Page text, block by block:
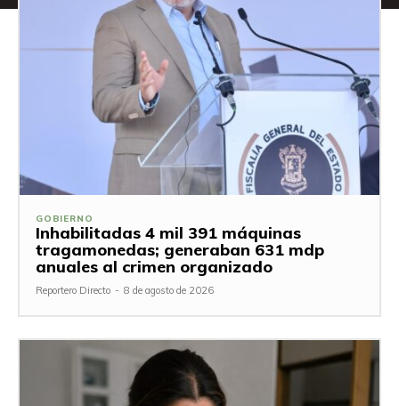
GOBIERNO
Inhabilitadas 4 mil 391 máquinas
tragamonedas; generaban 631 mdp
anuales al crimen organizado
Reportero Directo - 8 de agosto de 2026